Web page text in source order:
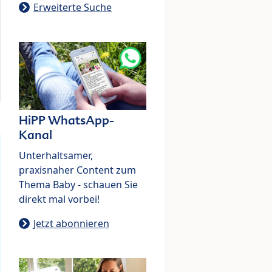
Erweiterte Suche
HiPP WhatsApp-
Kanal
Unterhaltsamer,
praxisnaher Content zum
Thema Baby - schauen Sie
direkt mal vorbei!
Jetzt abonnieren